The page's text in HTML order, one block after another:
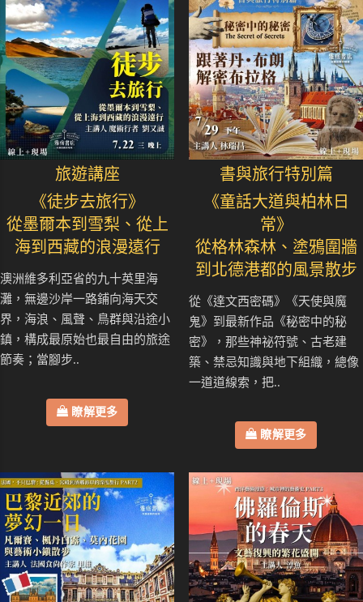
旅遊講座
《徒步去旅行》
從墨爾本到雪梨、從上
海到西藏的浪漫遠行
澳洲維多利亞省的九十英里海
灘，無邊沙岸一路鋪向海天交
界，海浪、風聲、鳥群與沿途小
鎮，構成最原始也最自由的旅途
節奏；當腳步..
瞭解更多
書與旅行特別篇
《童話大道與柏林日
常》
從格林森林、塗鴉圍牆
到北德港都的風景散步
從《達文西密碼》《天使與魔
鬼》到最新作品《秘密中的秘
密》，那些神祕符號、古老建
築、禁忌知識與地下組織，總像
一道道線索，把..
瞭解更多